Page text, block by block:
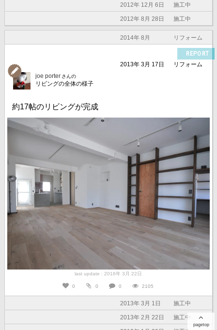
2012年 12月 6日 施工中
2012年 8月 28日 施工中
2014年 8月 リフォーム
REPORT
2013年 3月 17日
リフォーム
joe porter さんの
リビングの全体の様子
約17帖のリビングが完成
last update : 2016年 3月 22日
0 0 0 2105
2013年 3月 1日 施工中
2013年 2月 22日 施工中
pagetop